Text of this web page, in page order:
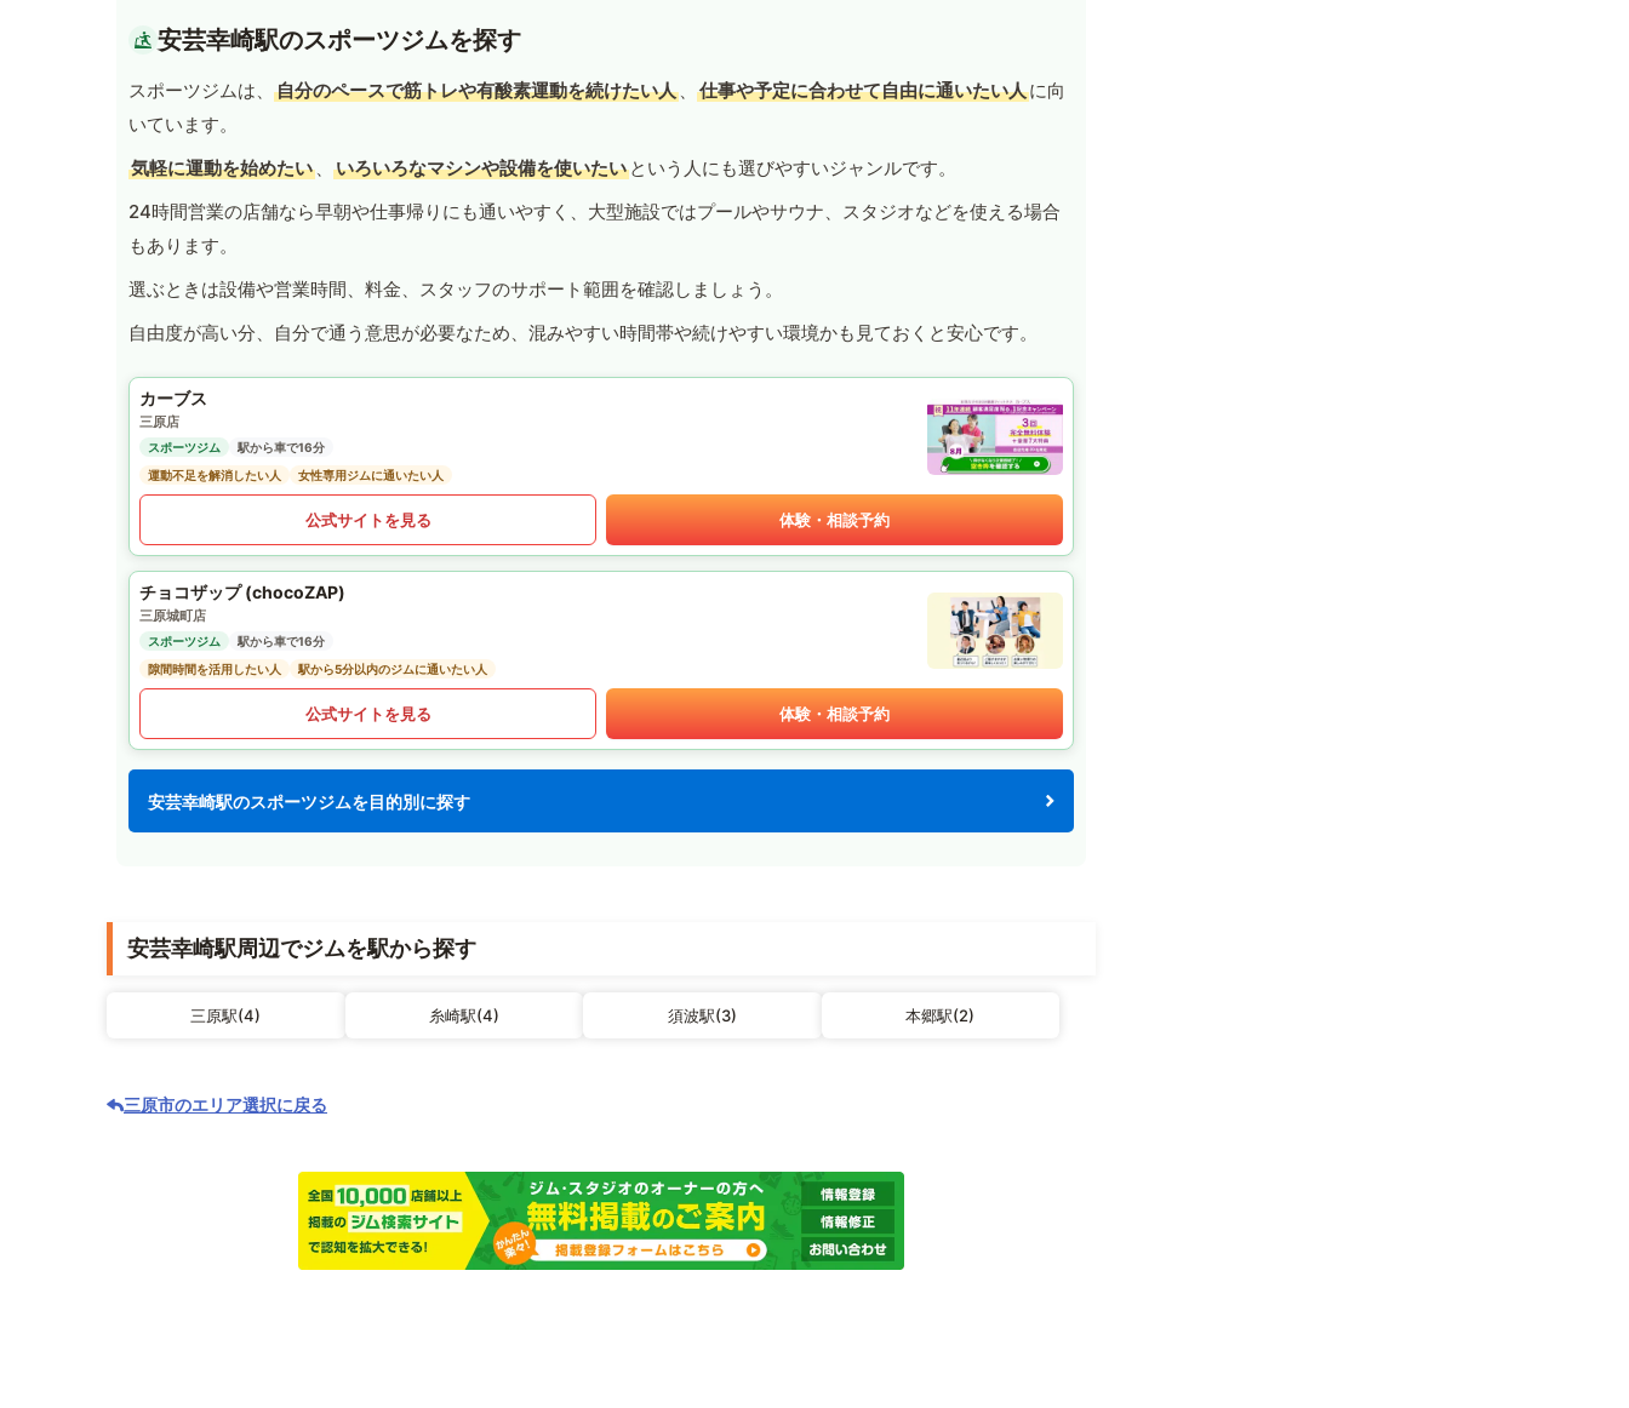
安芸幸崎駅のスポーツジムを探す
スポーツジムは、 自分のペースで筋トレや有酸素運動を続けたい人 、 仕事や予定に合わせて自由に通いたい人に向
いています。
気軽に運動を始めたい 、 いろいろなマシンや設備を使いたい という人にも選びやすいジャンルです。
24時間営業の店舗なら早朝や仕事帰りにも通いやすく、大型施設ではプールやサウナ、スタジオなどを使える場合
もあります。
選ぶときは設備や営業時間、料金、スタッフのサポート範囲を確認しましょう。
自由度が高い分、自分で通う意思が必要なため、混みやすい時間帯や続けやすい環境かも見ておくと安心です。
カーブス
三原店
スポーツジム
駅から車で16分
運動不足を解消したい人
女性専用ジムに通いたい人
公式サイトを見る 体験・相談予約
チョコザップ (chocoZAP)
三原城町店
スポーツジム
駅から車で16分
隙間時間を活用したい人
駅から5分以内のジムに通いたい人
公式サイトを見る 体験・相談予約
安芸幸崎駅のスポーツジムを目的別に探す
安芸幸崎駅周辺でジムを駅から探す
三原駅(4) 糸崎駅(4) 須波駅(3) 本郷駅(2)
三原市のエリア選択に戻る